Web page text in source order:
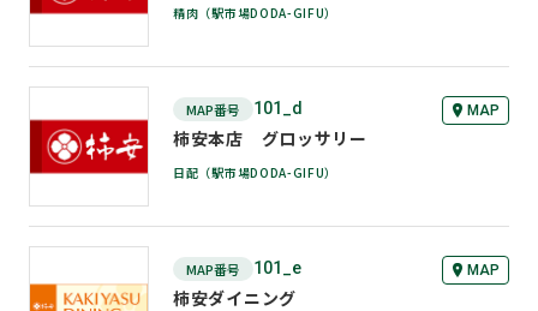
精肉（駅市場DODA-GIFU）
1F スーパー MAP
MAP番号 101_d
柿安本店 グロッサリー
日配（駅市場DODA-GIFU）
1F スーパー MAP
MAP番号 101_e
柿安ダイニング